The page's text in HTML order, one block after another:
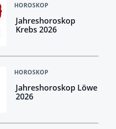
HOROSKOP
Jahreshoroskop
Krebs 2026
HOROSKOP
Jahreshoroskop Löwe
2026